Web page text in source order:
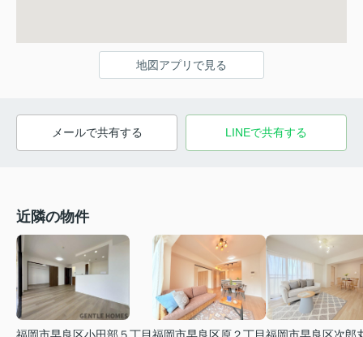
地図アプリで見る
メールで共有する LINEで共有する
近隣の物件